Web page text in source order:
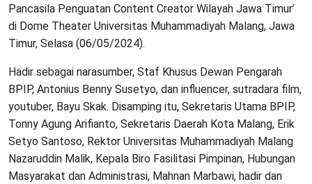
Pancasila Penguatan Content Creator Wilayah Jawa Timur’
di Dome Theater Universitas Muhammadiyah Malang, Jawa
Timur, Selasa (06/05/2024).
Hadir sebagai narasumber, Staf Khusus Dewan Pengarah
BPIP, Antonius Benny Susetyo, dan influencer, sutradara film,
youtuber, Bayu Skak. Disamping itu, Sekretaris Utama BPIP,
Tonny Agung Arifianto, Sekretaris Daerah Kota Malang, Erik
Setyo Santoso, Rektor Universitas Muhammadiyah Malang
Nazaruddin Malik, Kepala Biro Fasilitasi Pimpinan, Hubungan
Masyarakat dan Administrasi, Mahnan Marbawi, hadir dan